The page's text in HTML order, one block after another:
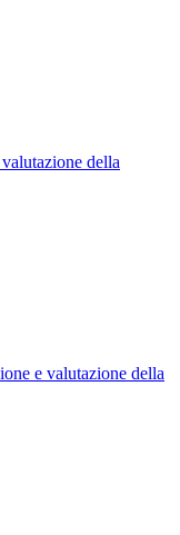
della
e valutazione della